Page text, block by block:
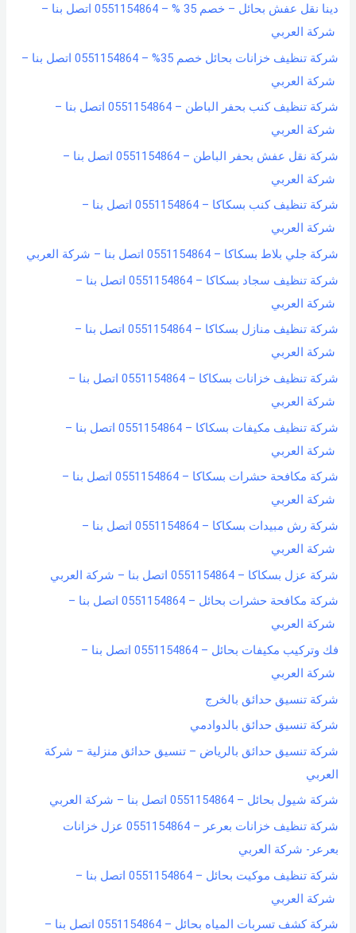
دينا نقل عفش بحائل – خصم 35 % – 0551154864 اتصل بنا –
شركة العربي
شركة تنظيف خزانات بحائل خصم 35% – 0551154864 اتصل بنا –
شركة العربي
شركة تنظيف كنب بحفر الباطن – 0551154864 اتصل بنا –
شركة العربي
شركة نقل عفش بحفر الباطن – 0551154864 اتصل بنا –
شركة العربي
شركة تنظيف كنب بسكاكا – 0551154864 اتصل بنا –
شركة العربي
شركة جلي بلاط بسكاكا – 0551154864 اتصل بنا – شركة العربي
شركة تنظيف سجاد بسكاكا – 0551154864 اتصل بنا –
شركة العربي
شركة تنظيف منازل بسكاكا – 0551154864 اتصل بنا –
شركة العربي
شركة تنظيف خزانات بسكاكا – 0551154864 اتصل بنا –
شركة العربي
شركة تنظيف مكيفات بسكاكا – 0551154864 اتصل بنا –
شركة العربي
شركة مكافحة حشرات بسكاكا – 0551154864 اتصل بنا –
شركة العربي
شركة رش مبيدات بسكاكا – 0551154864 اتصل بنا –
شركة العربي
شركة عزل بسكاكا – 0551154864 اتصل بنا – شركة العربي
شركة مكافحة حشرات بحائل – 0551154864 اتصل بنا –
شركة العربي
فك وتركيب مكيفات بحائل – 0551154864 اتصل بنا –
شركة العربي
شركة تنسيق حدائق بالخرج
شركة تنسيق حدائق بالدوادمي
شركة تنسيق حدائق بالرياض – تنسيق حدائق منزلية – شركة
العربي
شركة شيول بحائل – 0551154864 اتصل بنا – شركة العربي
شركة تنظيف خزانات بعرعر – 0551154864 عزل خزانات
بعرعر- شركة العربي
شركة تنظيف موكيت بحائل – 0551154864 اتصل بنا –
شركة العربي
شركة كشف تسربات المياه بحائل – 0551154864 اتصل بنا –